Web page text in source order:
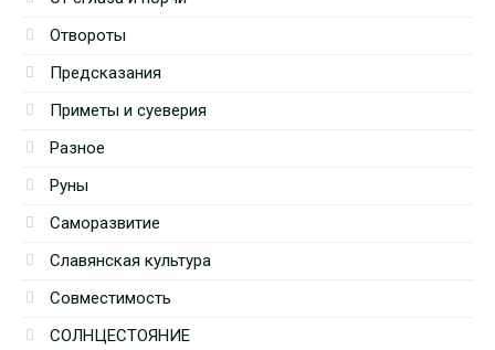
Отвороты
Предсказания
Приметы и суеверия
Разное
Руны
Саморазвитие
Славянская культура
Совместимость
СОЛНЦЕСТОЯНИЕ